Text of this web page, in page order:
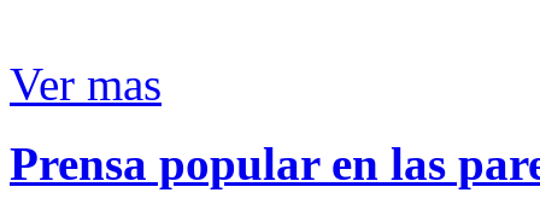
Ver mas
Prensa popular en las